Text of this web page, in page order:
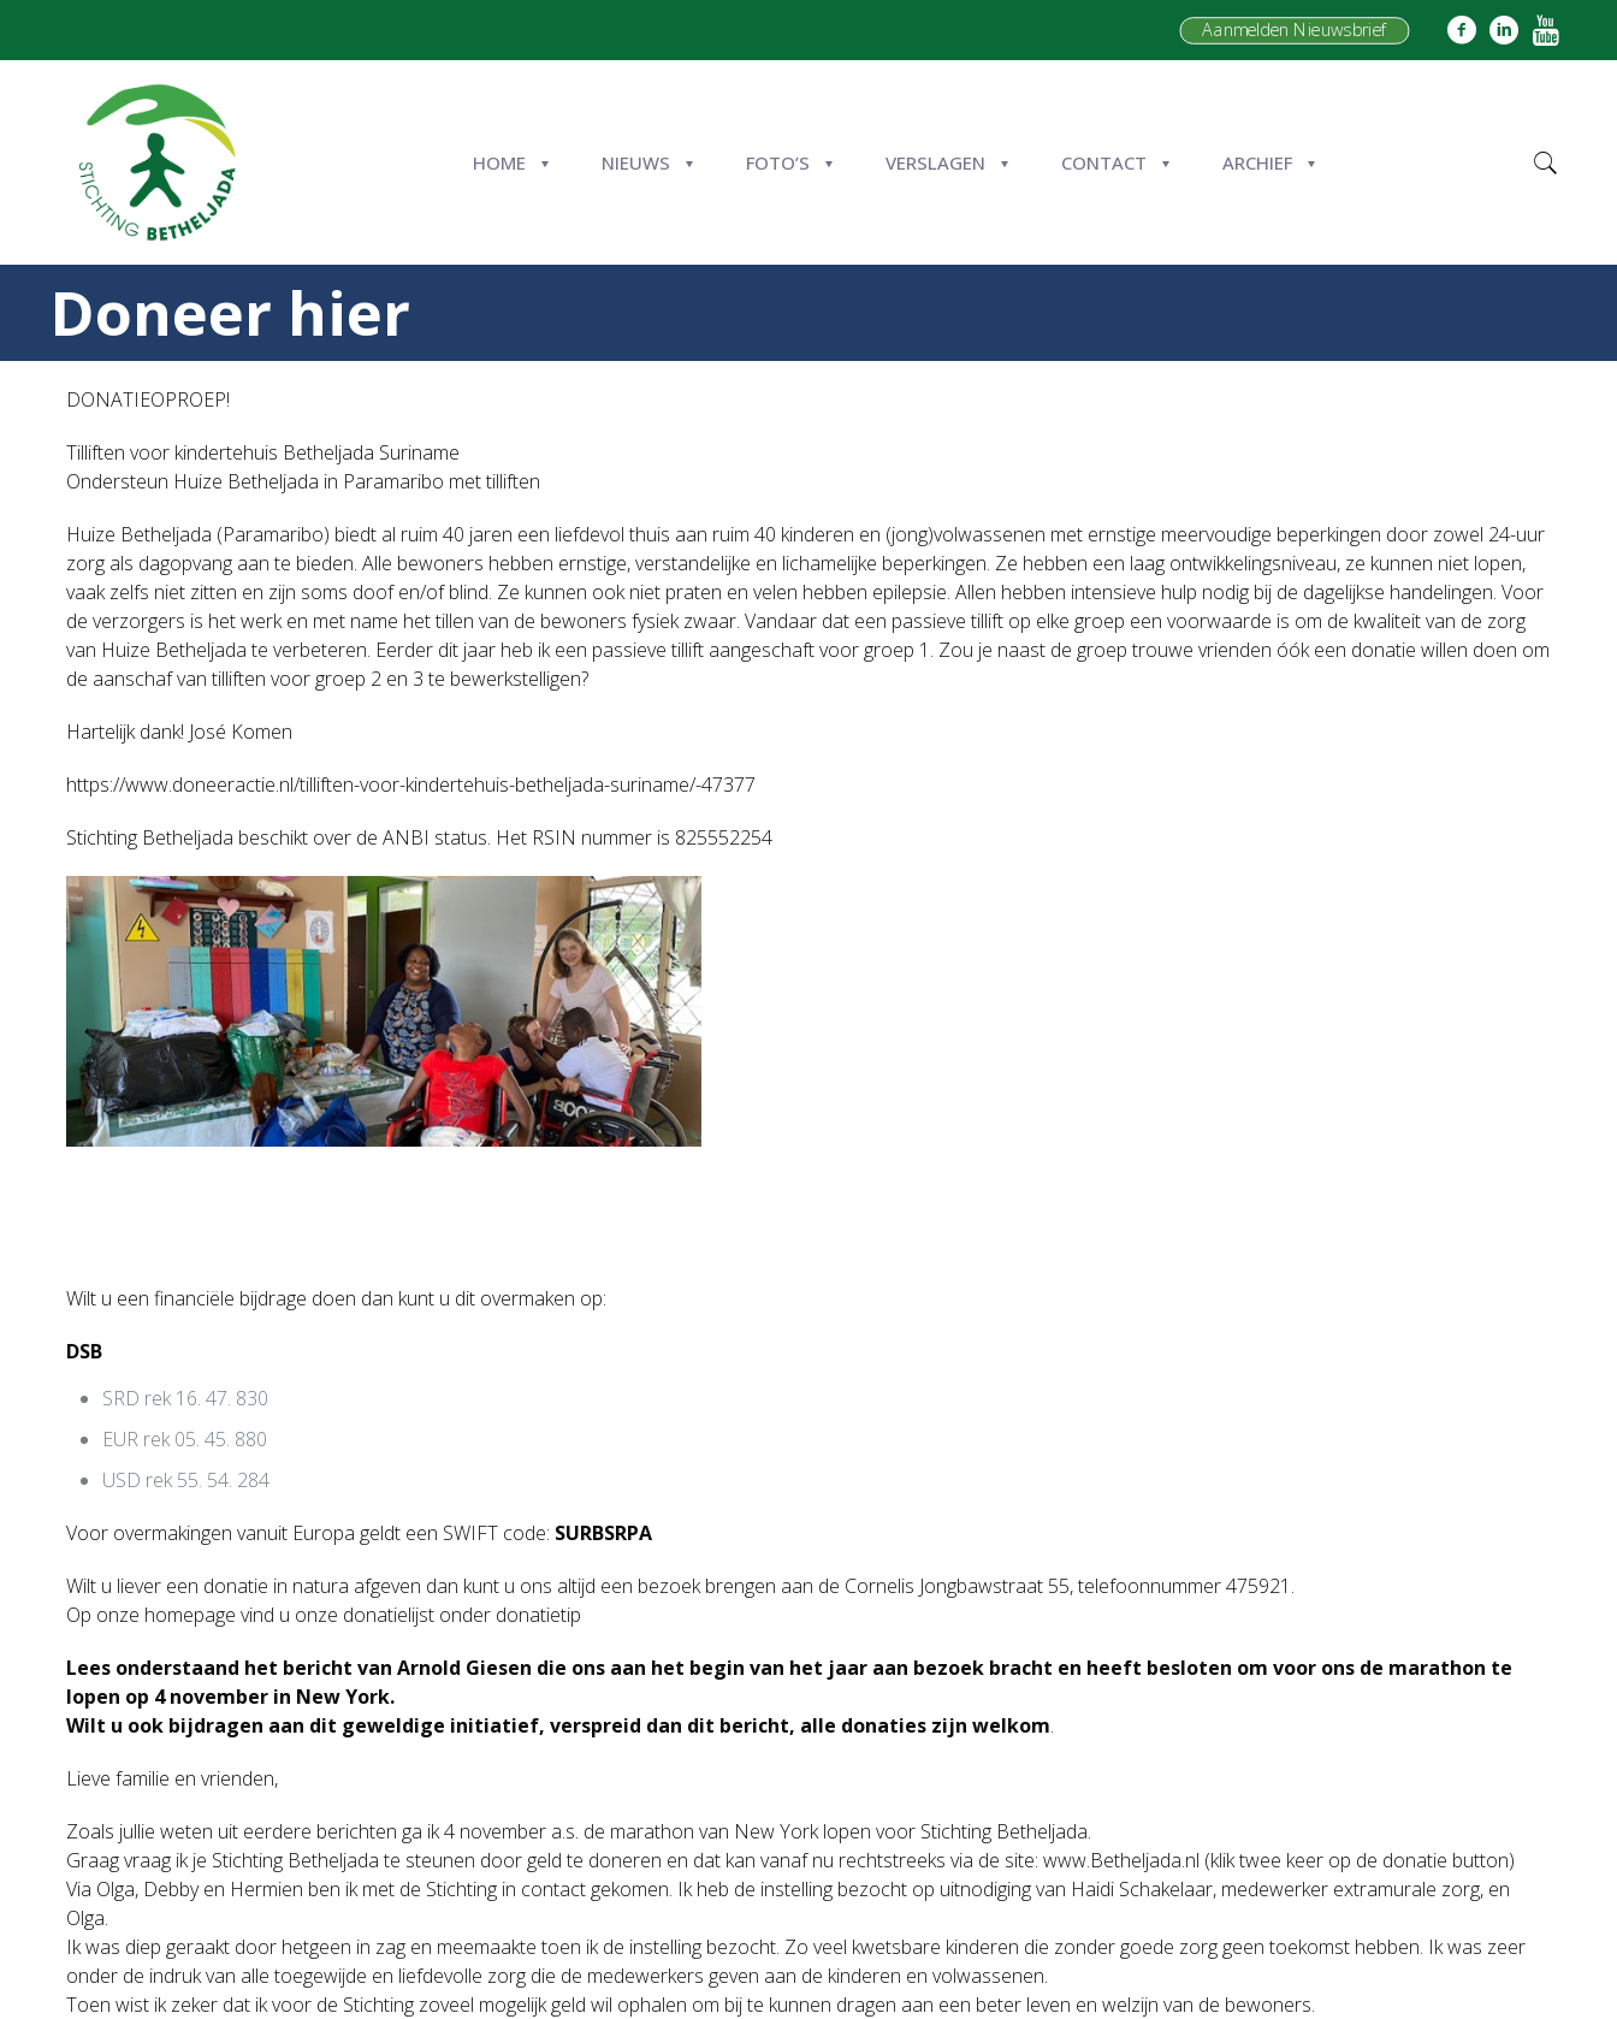
Aanmelden Nieuwsbrief
HOME NIEUWS FOTO’S VERSLAGEN CONTACT ARCHIEF
Doneer hier
DONATIEOPROEP!
Tilliften voor kindertehuis Betheljada Suriname
Ondersteun Huize Betheljada in Paramaribo met tilliften
Huize Betheljada (Paramaribo) biedt al ruim 40 jaren een liefdevol thuis aan ruim 40 kinderen en (jong)volwassenen met ernstige meervoudige beperkingen door zowel 24-uur
zorg als dagopvang aan te bieden. Alle bewoners hebben ernstige, verstandelijke en lichamelijke beperkingen. Ze hebben een laag ontwikkelingsniveau, ze kunnen niet lopen,
vaak zelfs niet zitten en zijn soms doof en/of blind. Ze kunnen ook niet praten en velen hebben epilepsie. Allen hebben intensieve hulp nodig bij de dagelijkse handelingen. Voor
de verzorgers is het werk en met name het tillen van de bewoners fysiek zwaar. Vandaar dat een passieve tillift op elke groep een voorwaarde is om de kwaliteit van de zorg
van Huize Betheljada te verbeteren. Eerder dit jaar heb ik een passieve tillift aangeschaft voor groep 1. Zou je naast de groep trouwe vrienden óók een donatie willen doen om
de aanschaf van tilliften voor groep 2 en 3 te bewerkstelligen?
Hartelijk dank! José Komen
https://www.doneeractie.nl/tilliften-voor-kindertehuis-betheljada-suriname/-47377
Stichting Betheljada beschikt over de ANBI status. Het RSIN nummer is 825552254
Wilt u een financiële bijdrage doen dan kunt u dit overmaken op:
DSB
SRD rek 16. 47. 830
EUR rek 05. 45. 880
USD rek 55. 54. 284
Voor overmakingen vanuit Europa geldt een SWIFT code: SURBSRPA
Wilt u liever een donatie in natura afgeven dan kunt u ons altijd een bezoek brengen aan de Cornelis Jongbawstraat 55, telefoonnummer 475921.
Op onze homepage vind u onze donatielijst onder donatietip
Lees onderstaand het bericht van Arnold Giesen die ons aan het begin van het jaar aan bezoek bracht en heeft besloten om voor ons de marathon te
lopen op 4 november in New York.
Wilt u ook bijdragen aan dit geweldige initiatief, verspreid dan dit bericht, alle donaties zijn welkom.
Lieve familie en vrienden,
Zoals jullie weten uit eerdere berichten ga ik 4 november a.s. de marathon van New York lopen voor Stichting Betheljada.
Graag vraag ik je Stichting Betheljada te steunen door geld te doneren en dat kan vanaf nu rechtstreeks via de site: www.Betheljada.nl (klik twee keer op de donatie button)
Via Olga, Debby en Hermien ben ik met de Stichting in contact gekomen. Ik heb de instelling bezocht op uitnodiging van Haidi Schakelaar, medewerker extramurale zorg, en
Olga.
Ik was diep geraakt door hetgeen in zag en meemaakte toen ik de instelling bezocht. Zo veel kwetsbare kinderen die zonder goede zorg geen toekomst hebben. Ik was zeer
onder de indruk van alle toegewijde en liefdevolle zorg die de medewerkers geven aan de kinderen en volwassenen.
Toen wist ik zeker dat ik voor de Stichting zoveel mogelijk geld wil ophalen om bij te kunnen dragen aan een beter leven en welzijn van de bewoners.